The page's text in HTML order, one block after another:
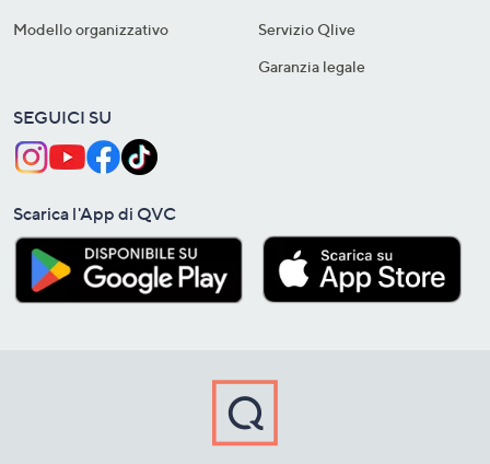
Modello organizzativo
Servizio Qlive
Garanzia legale
SEGUICI SU
Scarica l'App di QVC